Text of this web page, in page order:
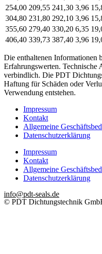
254,00 209,55 241,30 3,96
304,80 231,80 292,10 3,96
355,60 279,40 330,20 6,35
406,40 339,73 387,40 3,96
Die enthaltenen Informationen
Erfahrungswerten. Technische
verbindlich. Die PDT
Haftung für Schäden oder
Verwendung entstehen.
Impressum
Kontakt
Allgemeine
Datenschutzerklärung
Impressum
Kontakt
Allgemeine
Datenschutzerklärung
info@pdt-seals.de
© PDT Dichtungstechnik